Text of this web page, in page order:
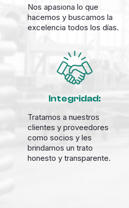
Nos apasiona lo que
hacemos y buscamos la
excelencia todos los días.
Integridad:
Tratamos a nuestros
clientes y proveedores
como socios y les
brindamos un trato
honesto y transparente.